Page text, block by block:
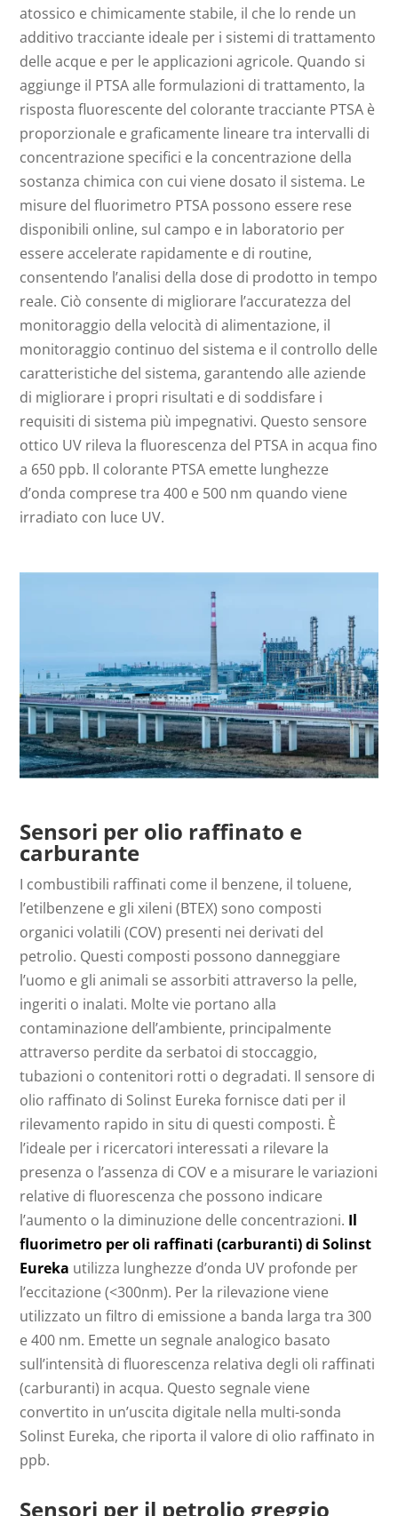
atossico e chimicamente stabile, il che lo rende un
additivo tracciante ideale per i sistemi di trattamento
delle acque e per le applicazioni agricole. Quando si
aggiunge il PTSA alle formulazioni di trattamento, la
risposta fluorescente del colorante tracciante PTSA è
proporzionale e graficamente lineare tra intervalli di
concentrazione specifici e la concentrazione della
sostanza chimica con cui viene dosato il sistema. Le
misure del fluorimetro PTSA possono essere rese
disponibili online, sul campo e in laboratorio per
essere accelerate rapidamente e di routine,
consentendo l’analisi della dose di prodotto in tempo
reale. Ciò consente di migliorare l’accuratezza del
monitoraggio della velocità di alimentazione, il
monitoraggio continuo del sistema e il controllo delle
caratteristiche del sistema, garantendo alle aziende
di migliorare i propri risultati e di soddisfare i
requisiti di sistema più impegnativi. Questo sensore
ottico UV rileva la fluorescenza del PTSA in acqua fino
a 650 ppb. Il colorante PTSA emette lunghezze
d’onda comprese tra 400 e 500 nm quando viene
irradiato con luce UV.
Sensori per olio raffinato e
carburante
I combustibili raffinati come il benzene, il toluene,
l’etilbenzene e gli xileni (BTEX) sono composti
organici volatili (COV) presenti nei derivati del
petrolio. Questi composti possono danneggiare
l’uomo e gli animali se assorbiti attraverso la pelle,
ingeriti o inalati. Molte vie portano alla
contaminazione dell’ambiente, principalmente
attraverso perdite da serbatoi di stoccaggio,
tubazioni o contenitori rotti o degradati. Il sensore di
olio raffinato di Solinst Eureka fornisce dati per il
rilevamento rapido in situ di questi composti. È
l’ideale per i ricercatori interessati a rilevare la
presenza o l’assenza di COV e a misurare le variazioni
relative di fluorescenza che possono indicare
l’aumento o la diminuzione delle concentrazioni. Il
fluorimetro per oli raffinati (carburanti) di Solinst
Eureka utilizza lunghezze d’onda UV profonde per
l’eccitazione (<300nm). Per la rilevazione viene
utilizzato un filtro di emissione a banda larga tra 300
e 400 nm. Emette un segnale analogico basato
sull’intensità di fluorescenza relativa degli oli raffinati
(carburanti) in acqua. Questo segnale viene
convertito in un’uscita digitale nella multi-sonda
Solinst Eureka, che riporta il valore di olio raffinato in
ppb.
Sensori per il petrolio greggio